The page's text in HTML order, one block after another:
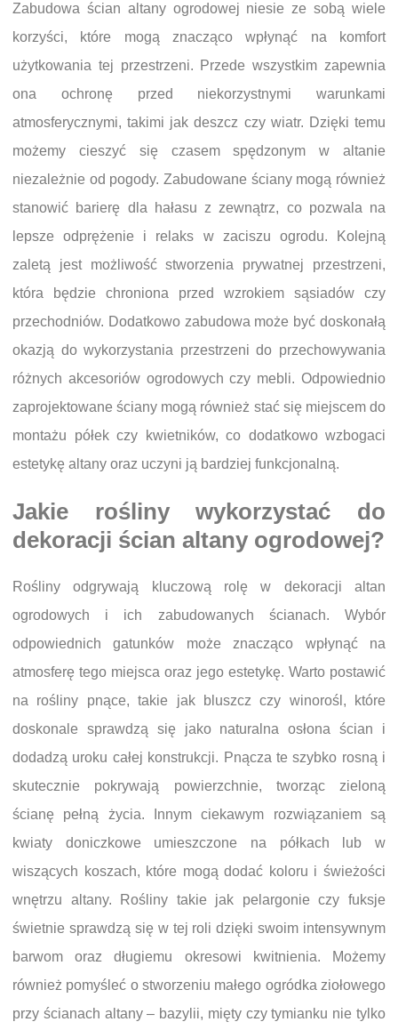
Zabudowa ścian altany ogrodowej niesie ze sobą wiele
korzyści, które mogą znacząco wpłynąć na komfort
użytkowania tej przestrzeni. Przede wszystkim zapewnia
ona ochronę przed niekorzystnymi warunkami
atmosferycznymi, takimi jak deszcz czy wiatr. Dzięki temu
możemy cieszyć się czasem spędzonym w altanie
niezależnie od pogody. Zabudowane ściany mogą również
stanowić barierę dla hałasu z zewnątrz, co pozwala na
lepsze odprężenie i relaks w zaciszu ogrodu. Kolejną
zaletą jest możliwość stworzenia prywatnej przestrzeni,
która będzie chroniona przed wzrokiem sąsiadów czy
przechodniów. Dodatkowo zabudowa może być doskonałą
okazją do wykorzystania przestrzeni do przechowywania
różnych akcesoriów ogrodowych czy mebli. Odpowiednio
zaprojektowane ściany mogą również stać się miejscem do
montażu półek czy kwietników, co dodatkowo wzbogaci
estetykę altany oraz uczyni ją bardziej funkcjonalną.
Jakie rośliny wykorzystać do
dekoracji ścian altany ogrodowej?
Rośliny odgrywają kluczową rolę w dekoracji altan
ogrodowych i ich zabudowanych ścianach. Wybór
odpowiednich gatunków może znacząco wpłynąć na
atmosferę tego miejsca oraz jego estetykę. Warto postawić
na rośliny pnące, takie jak bluszcz czy winorośl, które
doskonale sprawdzą się jako naturalna osłona ścian i
dodadzą uroku całej konstrukcji. Pnącza te szybko rosną i
skutecznie pokrywają powierzchnie, tworząc zieloną
ścianę pełną życia. Innym ciekawym rozwiązaniem są
kwiaty doniczkowe umieszczone na półkach lub w
wiszących koszach, które mogą dodać koloru i świeżości
wnętrzu altany. Rośliny takie jak pelargonie czy fuksje
świetnie sprawdzą się w tej roli dzięki swoim intensywnym
barwom oraz długiemu okresowi kwitnienia. Możemy
również pomyśleć o stworzeniu małego ogródka ziołowego
przy ścianach altany – bazylii, mięty czy tymianku nie tylko